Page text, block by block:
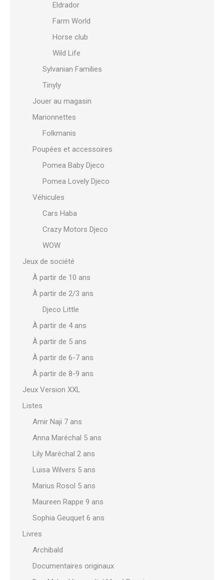
Eldrador
Farm World
Horse club
Wild Life
Sylvanian Families
Tinyly
Jouer au magasin
Marionnettes
Folkmanis
Poupées et accessoires
Pomea Baby Djeco
Pomea Lovely Djeco
Véhicules
Cars Haba
Crazy Motors Djeco
WOW
Jeux de société
À partir de 10 ans
À partir de 2/3 ans
Djeco Little
À partir de 4 ans
À partir de 5 ans
À partir de 6-7 ans
À partir de 8-9 ans
Jeux Version XXL
Listes
Amir Naji 7 ans
Anna Maréchal 5 ans
Lily Maréchal 2 ans
Luisa Wilvers 5 ans
Marius Rosol 5 ans
Maureen Rappe 9 ans
Sophia Geuquet 6 ans
Livres
Archibald
Documentaires originaux